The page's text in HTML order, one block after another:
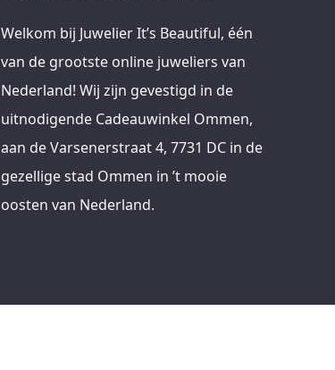
Welkom bij Juwelier It’s Beautiful, één
van de grootste online juweliers van
Nederland! Wij zijn gevestigd in de
uitnodigende Cadeauwinkel Ommen,
aan de Varsenerstraat 4, 7731 DC in de
gezellige stad Ommen in ’t mooie
oosten van Nederland.